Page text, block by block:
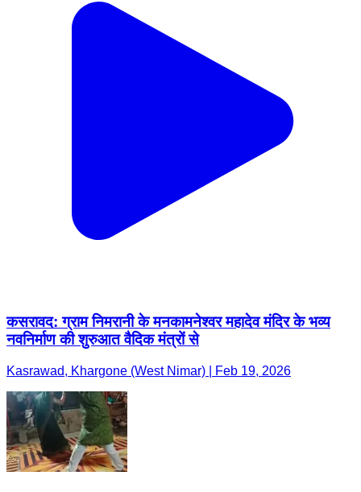
कसरावद: ग्राम निमरानी के मनकामनेश्वर महादेव मंदिर के भव्य
नवनिर्माण की शुरुआत वैदिक मंत्रों से
Kasrawad, Khargone (West Nimar) | Feb 19, 2026